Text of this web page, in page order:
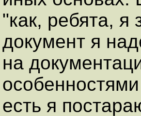
"как, ребята, я
документ я
на
есть я